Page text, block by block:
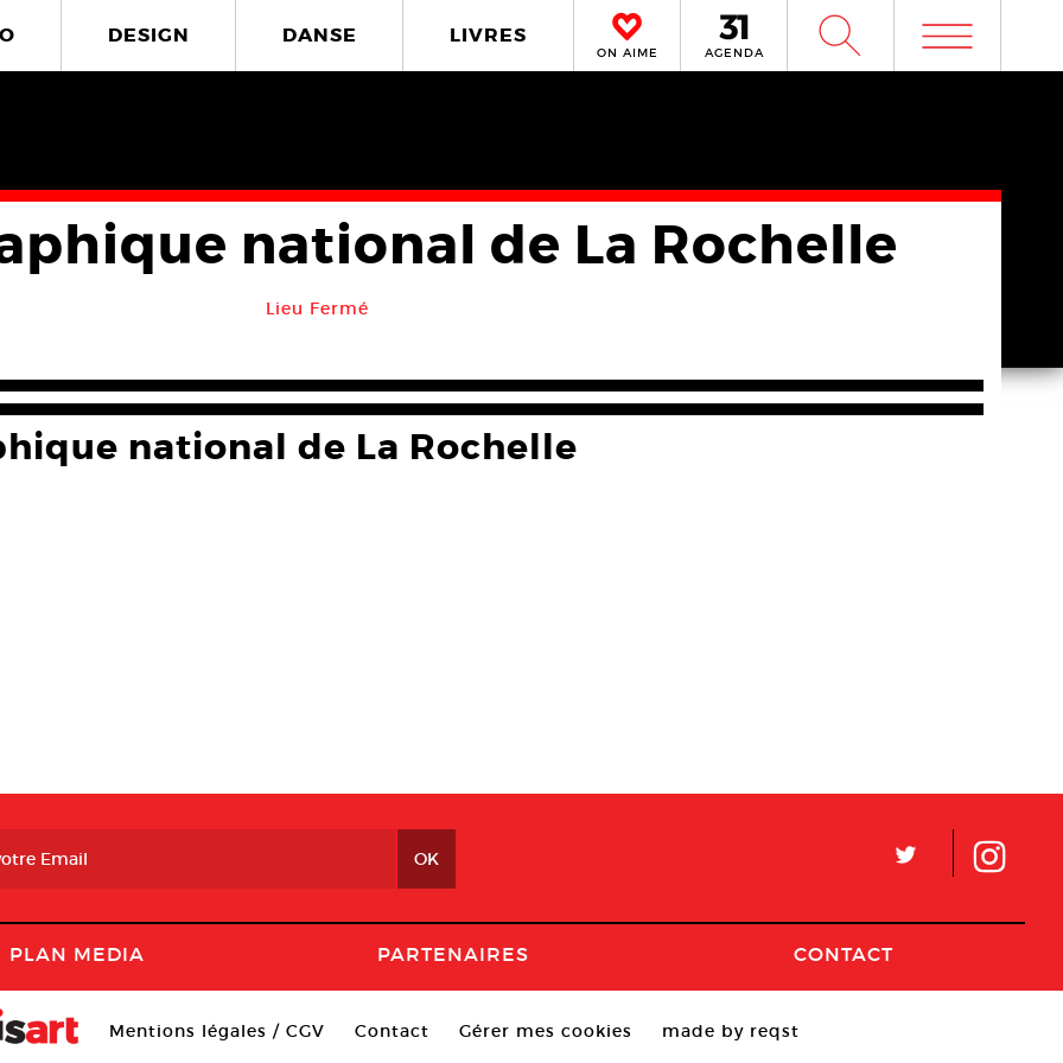
DESIGN DANSE LIVRES
ON AIME AGENDA W m
national de La Rochelle
Lieu Fermé
national de La Rochelle
L
PLAN MEDIA PARTENAIRES CONTACT
Mentions légales / CGV Contact Gérer mes cookies made by reqst